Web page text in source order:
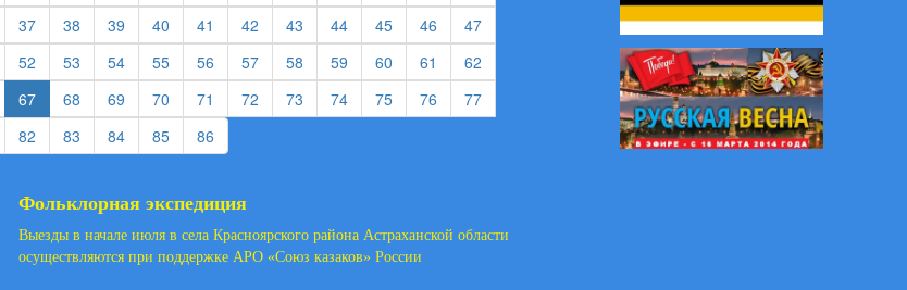
(current)
37(current)
38 (current)
39 (current)
40 (current)
41 (current)
42 (current)
43 (current)
44(current)
45(current)
46 (current)
47(current)
(current)
52 (current)
53 (current)
54(current)
55(current)
56 (current)
57(current)
58 (current)
59 (current)
60 (current)
61 (current)
62
(current)
67 68 (current)
69 (current)
70 (current)
71 (current)
72 (current)
73 (current)
74(current)
75(current)
76 (current)
77(current)
(current)
82 (current)
83 (current)
84(current)
85(current)
86
Фольклорная экспедиция
Выезды в начале июля в села Красноярского района Астраханской области
осуществляются при поддержке АРО «Союз казаков» России